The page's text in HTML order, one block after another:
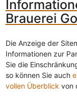
Brauerei
Die Anzeige der
Informationen zur
Sie die
so können Sie auch
vollen Überblick von